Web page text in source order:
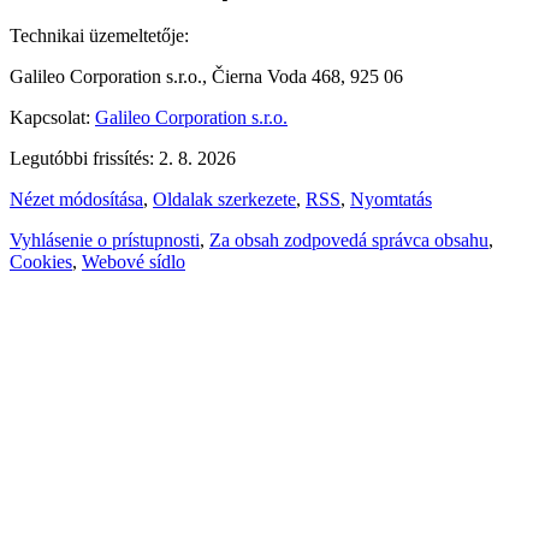
Technikai üzemeltetője:
Galileo Corporation s.r.o., Čierna Voda 468, 925 06
Kapcsolat: Galileo Corporation s.r.o.
Legutóbbi frissítés: 2. 8. 2026
Nézet módosítása, Oldalak szerkezete, RSS, Nyomtatás
Vyhlásenie o prístupnosti, Za obsah zodpovedá správca obsahu,
Cookies, Webové sídlo